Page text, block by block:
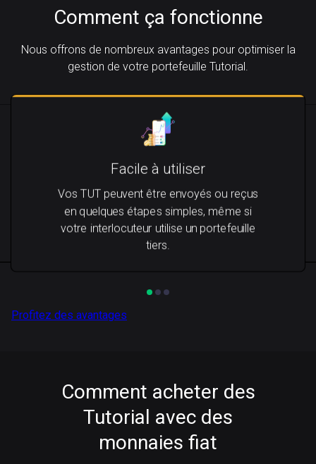
Comment ça fonctionne
Nous offrons de nombreux avantages pour optimiser la
gestion de votre portefeuille Tutorial.
Facile à utiliser
Vos TUT peuvent être envoyés ou reçus
en quelques étapes simples, même si
votre interlocuteur utilise un portefeuille
tiers.
Profitez des avantages
Comment acheter des
Tutorial avec des
monnaies fiat